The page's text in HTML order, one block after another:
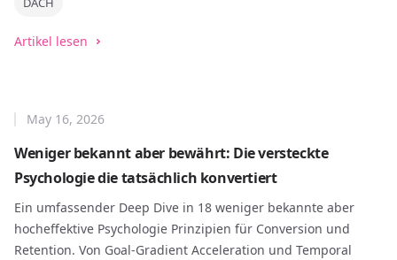
Artikel lesen
Weniger bekannt aber bewährt: Die versteckte
Psychologie die tatsächlich konvertiert
May 16, 2026
Ein umfassender Deep Dive in 18 weniger bekannte aber
hocheffektive Psychologie Prinzipien für Conversion und
Retention. Von Goal-Gradient Acceleration und Temporal